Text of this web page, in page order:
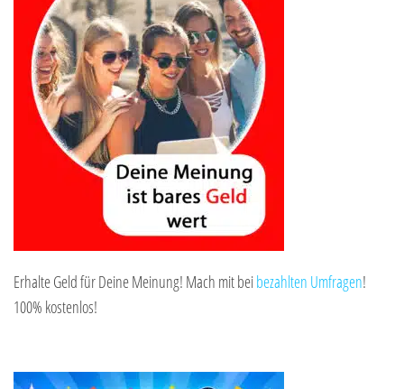
Erhalte Geld für Deine Meinung! Mach mit beibezahlten Umfragen!
100% kostenlos!